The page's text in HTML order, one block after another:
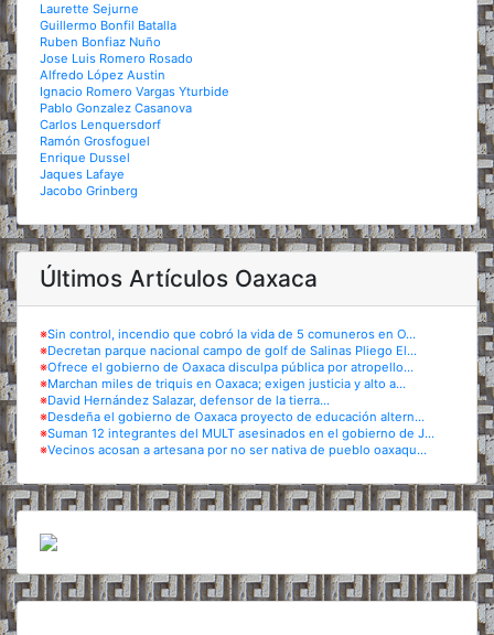
Laurette Sejurne
Guillermo Bonfil Batalla
Ruben Bonfiaz Nuño
Jose Luis Romero Rosado
Alfredo López Austin
Ignacio Romero Vargas Yturbide
Pablo Gonzalez Casanova
Carlos Lenquersdorf
Ramón Grosfoguel
Enrique Dussel
Jaques Lafaye
Jacobo Grinberg
Últimos Artículos Oaxaca
※Sin control, incendio que cobró la vida de 5 comuneros en O...
※Decretan parque nacional campo de golf de Salinas Pliego El...
※Ofrece el gobierno de Oaxaca disculpa pública por atropello...
※Marchan miles de triquis en Oaxaca; exigen justicia y alto a...
※David Hernández Salazar, defensor de la tierra...
※Desdeña el gobierno de Oaxaca proyecto de educación altern...
※Suman 12 integrantes del MULT asesinados en el gobierno de J...
※Vecinos acosan a artesana por no ser nativa de pueblo oaxaqu...